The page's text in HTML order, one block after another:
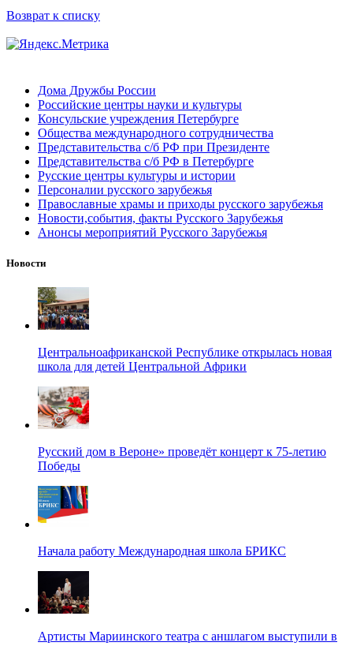
Возврат к списку
Дома Дружбы России
Российские центры науки и культуры
Консульские учреждения Петербурге
Общества международного сотрудничества
Представительства с/б РФ при Президенте
Представительства с/б РФ в Петербурге
Русские центры культуры и истории
Персоналии русского зарубежья
Православные храмы и приходы русского зарубежья
Новости,события, факты Русского Зарубежья
Анонсы мероприятий Русского Зарубежья
Новости
Центральноафриканской Республике открылась новая
школа для детей Центральной Африки
Русский дом в Вероне» проведёт концерт к 75-летию
Победы
Начала работу Международная школа БРИКС
Артисты Мариинского театра с аншлагом выступили в